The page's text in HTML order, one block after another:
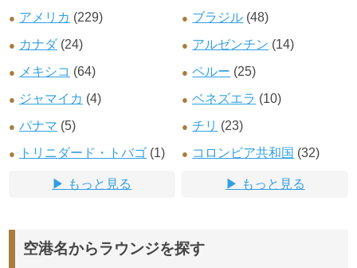
アメリカ (229)
カナダ(24)
メキシコ (64)
ジャマイカ (4)
パナマ (5)
トリニダード・トバゴ (1)
もっと見る
ブラジル (48)
アルゼンチン (14)
ペルー (25)
ベネズエラ (10)
チリ (23)
コロンビア共和国 (32)
もっと見る
空港名からラウンジを探す